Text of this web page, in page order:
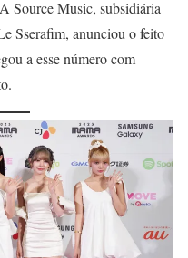
Source Music, subsidiária
Sserafim, anunciou o feito
a esse número com